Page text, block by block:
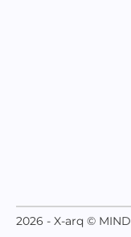
2026 - X-arq © MIND